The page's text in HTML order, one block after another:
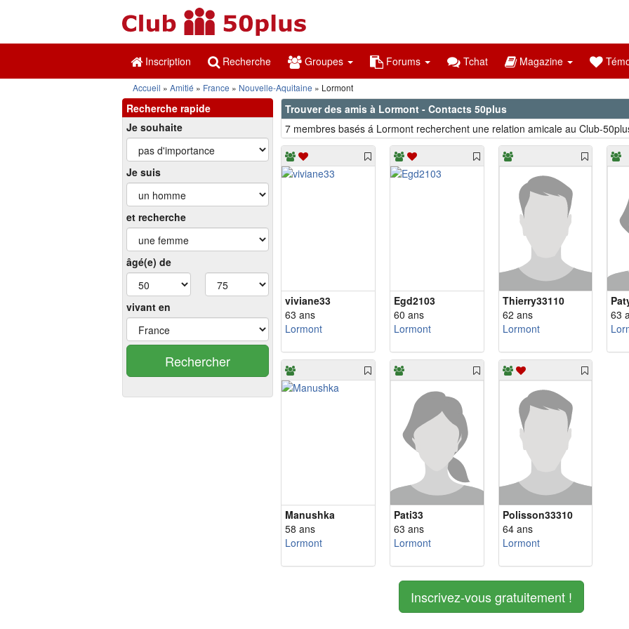
Inscription Recherche Groupes Forums Tchat Magazine
Accueil Amitié France Nouvelle-Aquitaine Lormont
Recherche rapide
Je souhaite
Je suis
et recherche
âgé(e) de
vivant en
Rechercher
Trouver des amis à Lormont - Contacts 50plus
7 membres basés á Lormont recherchent une relation amicale au Club-
viviane33
63 ans
Lormont
Egd2103
60 ans
Lormont
Thierry33110
62 ans
Lormont
63
Manushka
58 ans
Lormont
Pati33
63 ans
Lormont
Polisson33310
64 ans
Lormont
Inscrivez-vous gratuitement !